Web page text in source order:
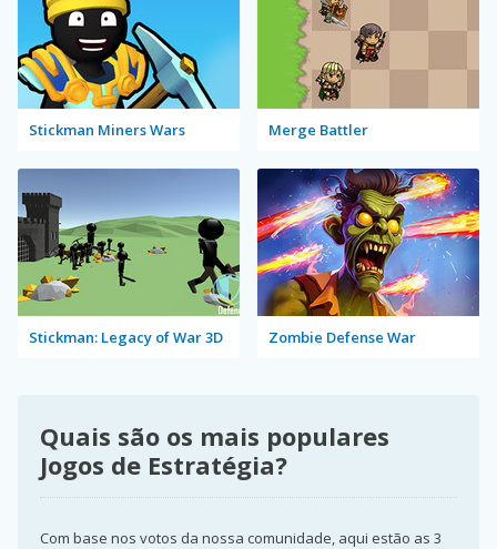
Stickman Miners Wars Merge Battler
Stickman: Legacy of War 3D Zombie Defense War
Quais são os mais populares
Jogos de Estratégia?
Com base nos votos da nossa comunidade, aqui estão as 3